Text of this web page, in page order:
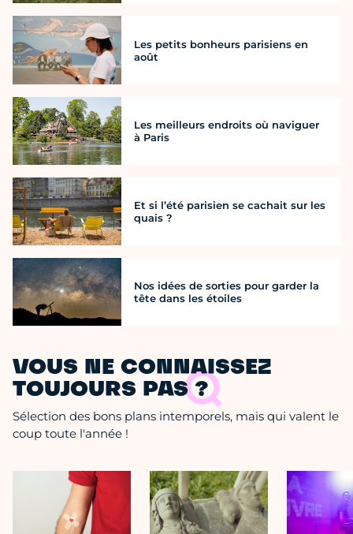
Les petits bonheurs parisiens en
août
Les meilleurs endroits où naviguer
à Paris
Et si l’été parisien se cachait sur les
quais ?
Nos idées de sorties pour garder la
tête dans les étoiles
VOUS NE CONNAISSEZ
TOUJOURS PAS ?
Sélection des bons plans intemporels, mais qui valent le
coup toute l'année !